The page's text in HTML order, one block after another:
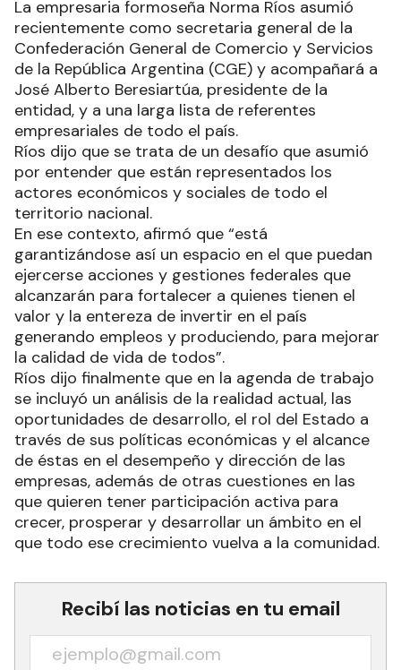
La empresaria formoseña Norma Ríos asumió
recientemente como secretaria general de la
Confederación General de Comercio y Servicios
de la República Argentina (CGE) y acompañará a
José Alberto Beresiartúa, presidente de la
entidad, y a una larga lista de referentes
empresariales de todo el país.
Ríos dijo que se trata de un desafío que asumió
por entender que están representados los
actores económicos y sociales de todo el
territorio nacional.
En ese contexto, afirmó que “está
garantizándose así un espacio en el que puedan
ejercerse acciones y gestiones federales que
alcanzarán para fortalecer a quienes tienen el
valor y la entereza de invertir en el país
generando empleos y produciendo, para mejorar
la calidad de vida de todos”.
Ríos dijo finalmente que en la agenda de trabajo
se incluyó un análisis de la realidad actual, las
oportunidades de desarrollo, el rol del Estado a
través de sus políticas económicas y el alcance
de éstas en el desempeño y dirección de las
empresas, además de otras cuestiones en las
que quieren tener participación activa para
crecer, prosperar y desarrollar un ámbito en el
que todo ese crecimiento vuelva a la comunidad.
Recibí las noticias en tu email